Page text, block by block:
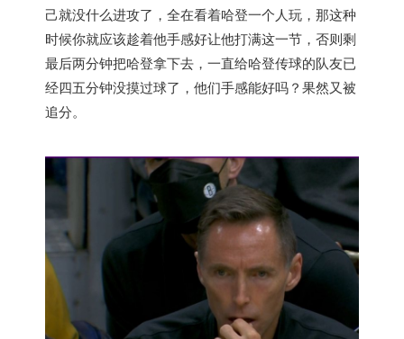
己就没什么进攻了，全在看着哈登一个人玩，那这种
时候你就应该趁着他手感好让他打满这一节，否则剩
最后两分钟把哈登拿下去，一直给哈登传球的队友已
经四五分钟没摸过球了，他们手感能好吗？果然又被
追分。